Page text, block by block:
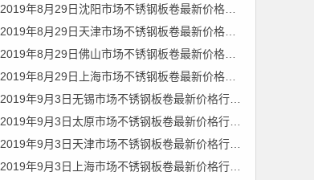
2019年8月29日沈阳市场不锈钢板卷最新价格行情主流走势
2019年8月29日天津市场不锈钢板卷最新价格行情主流走势
2019年8月29日佛山市场不锈钢板卷最新价格行情主流走势
2019年8月29日上海市场不锈钢板卷最新价格行情主流走势
2019年9月3日无锡市场不锈钢板卷最新价格行情主流走势
2019年9月3日太原市场不锈钢板卷最新价格行情主流走势
2019年9月3日天津市场不锈钢板卷最新价格行情主流走势
2019年9月3日上海市场不锈钢板卷最新价格行情主流走势